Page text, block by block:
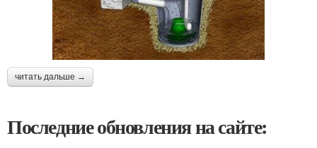
читать дальше →
Последние обновления на сайте: